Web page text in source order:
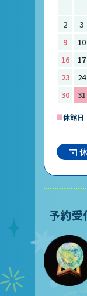
2
3
9
10
16
17
23
24
30
31
■休館日
予約受